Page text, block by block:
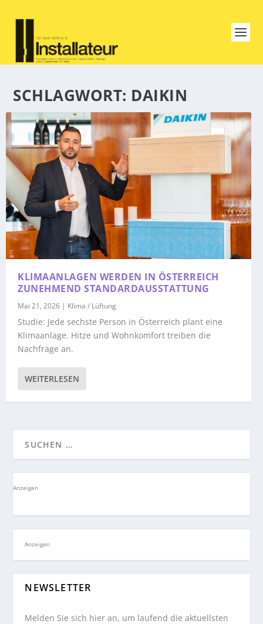
SCHLAGWORT: DAIKIN
KLIMAANLAGEN WERDEN IN ÖSTERREICH
ZUNEHMEND STANDARDAUSSTATTUNG
Mai 21, 2026 | Klima / Lüftung
Studie: Jede sechste Person in Österreich plant eine
Klimaanlage. Hitze und Wohnkomfort treiben die
Nachfrage an.
WEITERLESEN
Anzeigen
Anzeigen
NEWSLETTER
Melden Sie sich hier an, um laufend die aktuellsten